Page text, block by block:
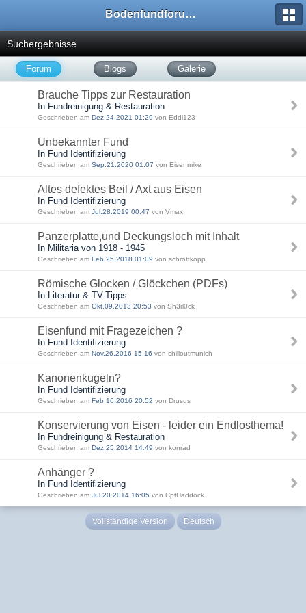
Bodenfundforum.com
Suchergebnisse
Forum Blogs Galerie
Brauche Tipps zur Restauration
In Fundreinigung & Restauration
Geschrieben am Dez.24.2021 01:29 von Eddi123
Unbekannter Fund
In Fund Identifizierung
Geschrieben am Sep.21.2020 01:07 von Eisenmike
Altes defektes Beil / Axt aus Eisen
In Fund Identifizierung
Geschrieben am Jul.28.2019 00:47 von Vmax
Panzerplatte,und Deckungsloch mit Inhalt
In Militaria von 1918 - 1945
Geschrieben am Feb.25.2018 01:09 von schrottkopp
Römische Glocken / Glöckchen (PDFs)
In Literatur & TV-Tipps
Geschrieben am Okt.09.2013 20:53 von Sh3rl0ck
Eisenfund mit Fragezeichen ?
In Fund Identifizierung
Geschrieben am Nov.26.2016 15:16 von chilloutmunich
Kanonenkugeln?
In Fund Identifizierung
Geschrieben am Feb.16.2016 20:52 von Drusus
Konservierung von Eisen - leider ein Endlosthema!
In Fundreinigung & Restauration
Geschrieben am Dez.25.2014 14:49 von konrad
Anhänger ?
In Fund Identifizierung
Geschrieben am Jul.20.2014 16:05 von CptHaddock
Vollständige Version Deutsch